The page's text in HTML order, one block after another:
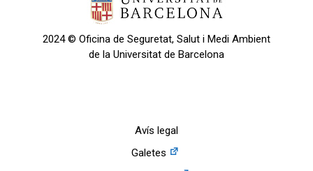
2024 © Oficina de Seguretat, Salut i Medi Ambient
de la Universitat de Barcelona
Avís legal
Galetes